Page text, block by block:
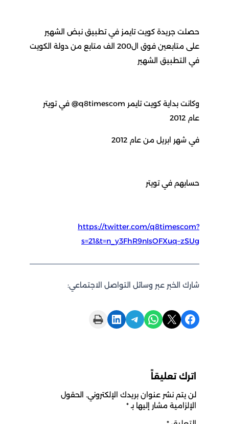
حصلت جريدة كويت تايمز في تطبيق نبض الشهير
على متابعين فوق ال200 الف متابع من دولة الكويت
في التطبيق الشهير
وكانت بداية كويت تايمر q8timescom@ في تويتر
عام 2012
في شهر ابريل من عام 2012
حسابهم في تويتر
https://twitter.com/q8timescom?
s=21&t=n_y3FhR9nIsOFXuq–zSUg
شارك الخبر عبر وسائل التواصل الاجتماعي:
Share on Facebook
Share on X
Share on WhatsApp
Share on Telegram
Share on LinkedIn
Print this Page
اترك تعليقاً
لن يتم نشر عنوان بريدك الإلكتروني. الحقول
الإلزامية مشار إليها بـ*